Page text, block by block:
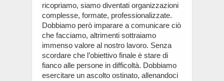
ricopriamo, siamo diventati organizzazioni
complesse, formate, professionalizzate.
Dobbiamo però imparare a comunicare ciò
che facciamo, altrimenti sottraiamo
immenso valore al nostro lavoro. Senza
scordare che l’obiettivo finale è stare di
fianco alle persone in difficoltà. Dobbiamo
esercitare un ascolto ostinato, allenandoci